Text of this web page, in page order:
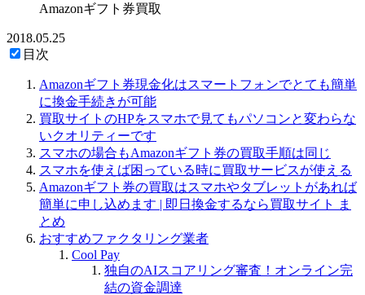
Amazonギフト券買取
2018.05.25
目次
Amazonギフト券現金化はスマートフォンでとても簡単
に換金手続きが可能
買取サイトのHPをスマホで見てもパソコンと変わらな
いクオリティーです
スマホの場合もAmazonギフト券の買取手順は同じ
スマホを使えば困っている時に買取サービスが使える
Amazonギフト券の買取はスマホやタブレットがあれば
簡単に申し込めます | 即日換金するなら買取サイト ま
とめ
おすすめファクタリング業者
Cool Pay
独自のAIスコアリング審査！オンライン完
結の資金調達